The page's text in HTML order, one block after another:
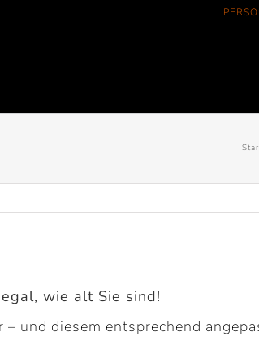
wie alt Sie sind!
und diesem entsprechend